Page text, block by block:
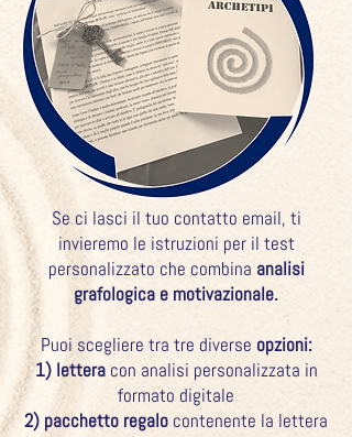
Se ci lasci il tuo contatto email, ti
invieremo le istruzioni per il test
personalizzato che combina analisi
grafologica e motivazionale.
Puoi scegliere tra tre diverse opzioni:
1) lettera con analisi personalizzata in
formato digitale
2) pacchetto regalo contenente la lettera